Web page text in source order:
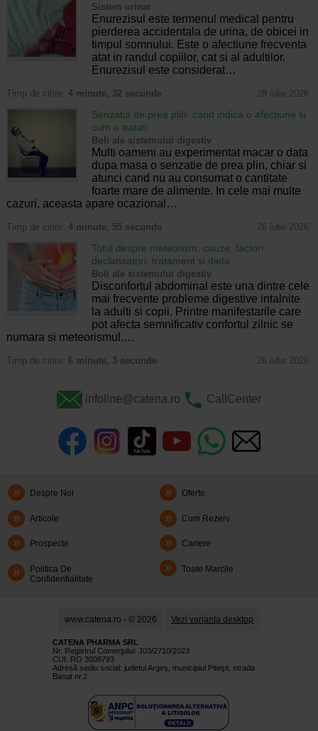
Sistem urinar
Enurezisul este termenul medical pentru
pierderea accidentala de urina, de obicei in
timpul somnului. Este o afectiune frecventa
atat in randul copiilor, cat si al adultilor.
Enurezisul este considerat…
Timp de citire: 4 minute, 32 secunde 28 iulie 2026
Senzatia de prea plin: cand indica o afectiune si
cum o tratati
Boli ale sistemului digestiv
Multi oameni au experimentat macar o data
dupa masa o senzatie de prea plin, chiar si
atunci cand nu au consumat o cantitate
foarte mare de alimente. In cele mai multe
cazuri, aceasta apare ocazional…
Timp de citire: 4 minute, 55 secunde 26 iulie 2026
Totul despre meteorism: cauze, factori
declansatori, tratament si dieta
Boli ale sistemului digestiv
Disconfortul abdominal este una dintre cele
mai frecvente probleme digestive intalnite
la adulti si copii. Printre manifestarile care
pot afecta semnificativ confortul zilnic se
numara si meteorismul,…
Timp de citire: 6 minute, 3 secunde 26 iulie 2026
infoline@catena.ro CallCenter
Despre Noi Oferte
Articole Cum Rezerv
Prospecte Cariere
Politica De
Confidentialitate
Toate Marcile
www.catena.ro - © 2026 Vezi varianta desktop
CATENA PHARMA SRL
Nr. Registrul Comerţului: J03/2710/2023
CUI: RO 3008793
Adresă sediu social: judetul Argeş, municipiul Piteşti, strada
Banat nr.2